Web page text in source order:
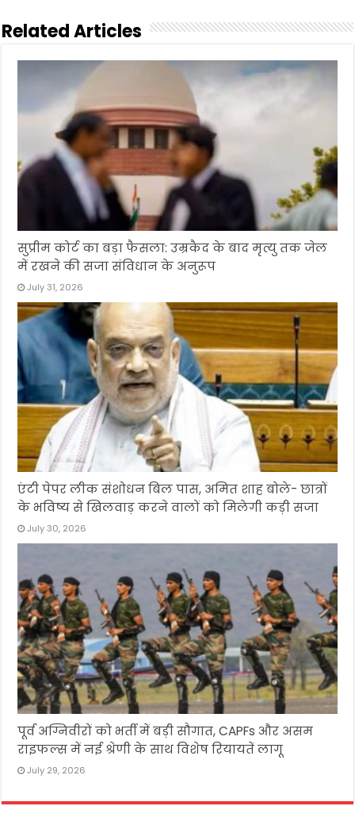
Related Articles
सुप्रीम कोर्ट का बड़ा फैसला: उम्रकैद के बाद मृत्यु तक जेल
में रखने की सजा संविधान के अनुरूप
July 31, 2026
एंटी पेपर लीक संशोधन बिल पास, अमित शाह बोले- छात्रों
के भविष्य से खिलवाड़ करने वालों को मिलेगी कड़ी सजा
July 30, 2026
पूर्व अग्निवीरों को भर्ती में बड़ी सौगात, CAPFs और असम
राइफल्स में नई श्रेणी के साथ विशेष रियायतें लागू
July 29, 2026